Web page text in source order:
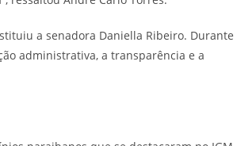
a senadora Daniella Ribeiro. Durante
administrativa, a transparência e a